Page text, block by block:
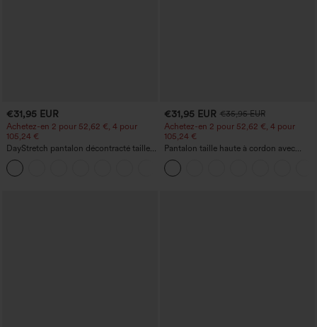
€31,95 EUR
Achetez-en 2 pour 52,62 €, 4 pour
105,24 €
DayStretch pantalon décontracté taille
haute avec poches et coupe droite
€31,95 EUR €35,95 EUR
Achetez-en 2 pour 52,62 €, 4 pour
105,24 €
Pantalon taille haute à cordon avec
poches, jambe large et coupe ample,
style décontracté, effet lin